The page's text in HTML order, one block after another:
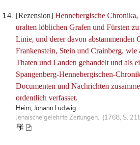
[Rezension] Hennebergische
uralten löblichen Grafen und Fürsten
Linie, und derer davon abstammenden
Frankenstein, Stein und Crainberg,
Thaten und Landen gehandelt und als
Spangenberg-Hennebergischen-
Documenten und Nachrichten
ordentlich verfasset.
Heim, Johann Ludwig
Jenaische gelehrte Zeitungen. (1768, S.